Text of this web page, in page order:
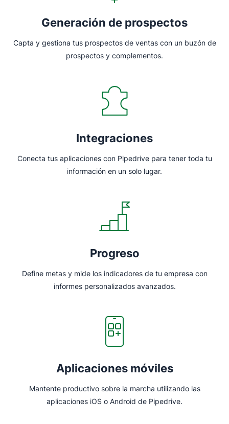
Generación de prospectos
Capta y gestiona tus prospectos de ventas con un buzón de
prospectos y complementos.
Integraciones
Conecta tus aplicaciones con Pipedrive para tener toda tu
información en un solo lugar.
Progreso
Define metas y mide los indicadores de tu empresa con
informes personalizados avanzados.
Aplicaciones móviles
Mantente productivo sobre la marcha utilizando las
aplicaciones iOS o Android de Pipedrive.